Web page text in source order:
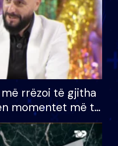
më rrëzoi të gjitha
momentet më të
e BB VIP: Do më
kur…